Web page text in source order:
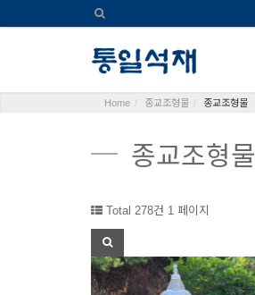
Home 종교조형물 종교조형물
종교조형물
Total 278건 1 페이지